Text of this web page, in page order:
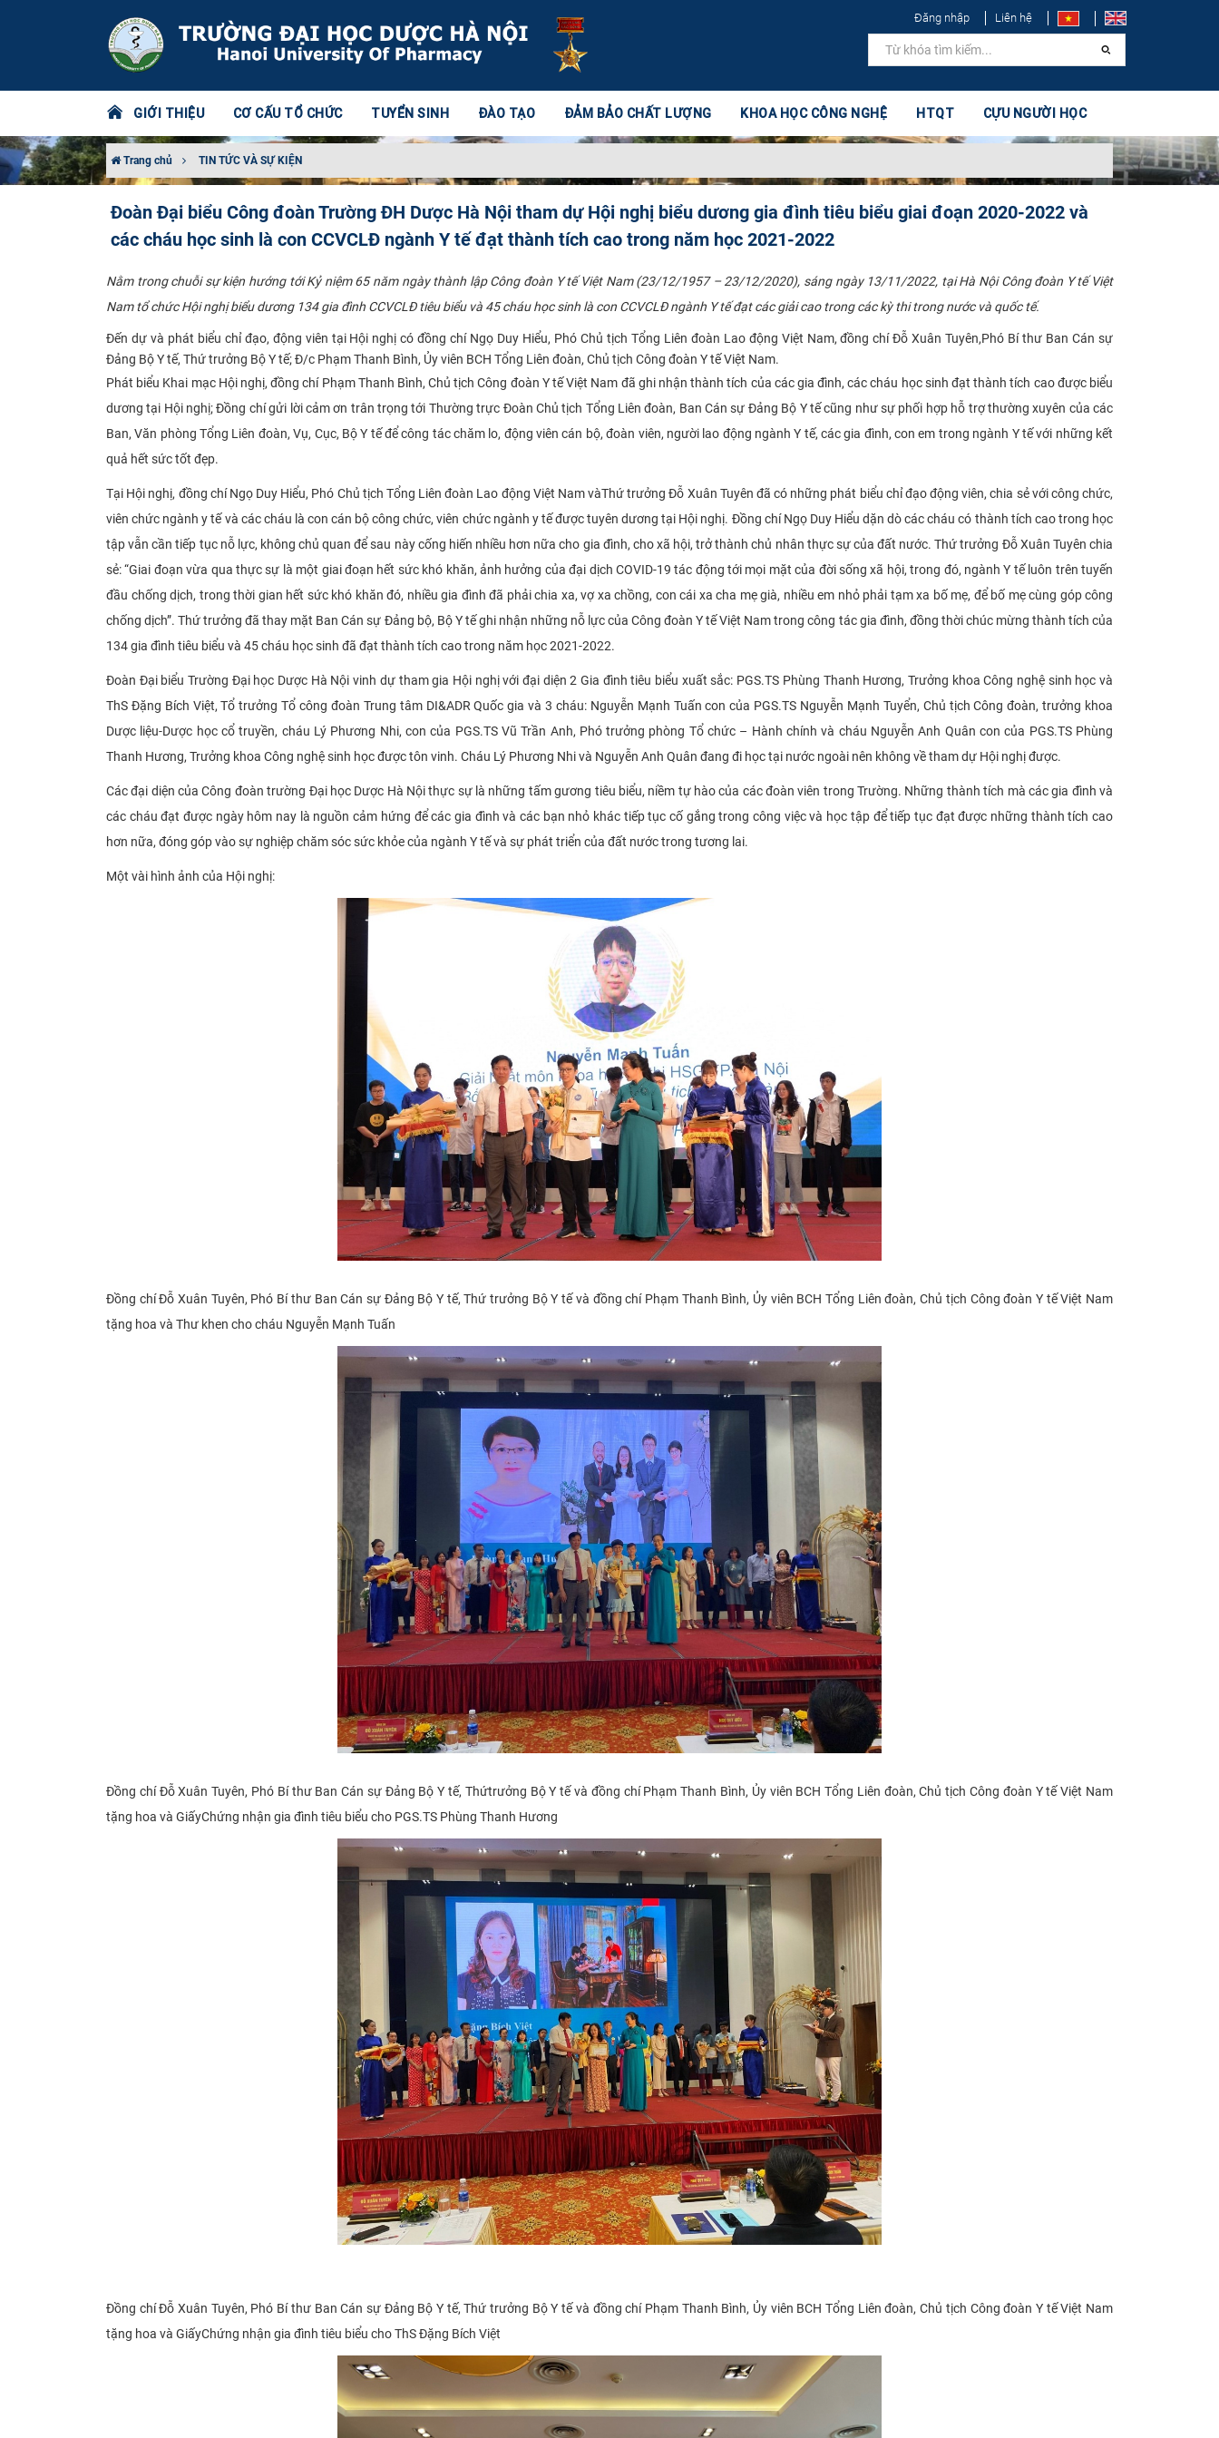
Đăng nhập Liên hệ
GIỚI THIỆU CƠ CẤU TỔ CHỨC TUYỂN SINH ĐÀO TẠO ĐẢM BẢO CHẤT LƯỢNG KHOA HỌC CÔNG NGHỆ HTQT CỰU NGƯỜI HỌC
Trang chủ TIN TỨC VÀ SỰ KIỆN
Đoàn Đại biểu Công đoàn Trường ĐH Dược Hà Nội tham dự Hội nghị biểu dương gia đình tiêu biểu giai đoạn 2020-2022 và
các cháu học sinh là con CCVCLĐ ngành Y tế đạt thành tích cao trong năm học 2021-2022
Nằm trong chuỗi sự kiện hướng tới Kỷ niệm 65 năm ngày thành lập Công đoàn Y tế Việt Nam (23/12/1957 – 23/12/2020), sáng ngày 13/11/2022, tại Hà Nội Công đoàn Y tế Việt
Nam tổ chức Hội nghị biểu dương 134 gia đình CCVCLĐ tiêu biểu và 45 cháu học sinh là con CCVCLĐ ngành Y tế đạt các giải cao trong các kỳ thi trong nước và quốc tế.​
​Đến dự và phát biểu chỉ đạo, động viên tại Hội nghị có đồng chí Ngọ Duy Hiểu, Phó Chủ tịch Tổng Liên đoàn Lao động Việt Nam, đồng chí Đỗ Xuân Tuyên,Phó Bí thư Ban Cán sự
Đảng Bộ Y tế, Thứ trưởng Bộ Y tế; Đ/c Phạm Thanh Bình, Ủy viên BCH Tổng Liên đoàn, Chủ tịch Công đoàn Y tế Việt Nam.
Phát biểu Khai mạc Hội nghị, đồng chí Phạm Thanh Bình, Chủ tịch Công đoàn Y tế Việt Nam đã ghi nhận thành tích của các gia đình, các cháu học sinh đạt thành tích cao được biểu
dương tại Hội nghị; Đồng chí gửi lời cảm ơn trân trọng tới Thường trực Đoàn Chủ tịch Tổng Liên đoàn, Ban Cán sự Đảng Bộ Y tế cũng như sự phối hợp hỗ trợ thường xuyên của các
Ban, Văn phòng Tổng Liên đoàn, Vụ, Cục, Bộ Y tế để công tác chăm lo, động viên cán bộ, đoàn viên, người lao động ngành Y tế, các gia đình, con em trong ngành Y tế với những kết
quả hết sức tốt đẹp.
Tại Hội nghị, đồng chí Ngọ Duy Hiểu, Phó Chủ tịch Tổng Liên đoàn Lao động Việt Nam vàThứ trưởng Đỗ Xuân Tuyên đã có những phát biểu chỉ đạo động viên, chia sẻ với công chức,
viên chức ngành y tế và các cháu là con cán bộ công chức, viên chức ngành y tế được tuyên dương tại Hội nghị. Đồng chí Ngọ Duy Hiểu dặn dò các cháu có thành tích cao trong học
tập vẫn cần tiếp tục nỗ lực, không chủ quan để sau này cống hiến nhiều hơn nữa cho gia đình, cho xã hội, trở thành chủ nhân thực sự của đất nước. Thứ trưởng Đỗ Xuân Tuyên chia
sẻ: “Giai đoạn vừa qua thực sự là một giai đoạn hết sức khó khăn, ảnh hưởng của đại dịch COVID-19 tác động tới mọi mặt của đời sống xã hội, trong đó, ngành Y tế luôn trên tuyến
đầu chống dịch, trong thời gian hết sức khó khăn đó, nhiều gia đình đã phải chia xa, vợ xa chồng, con cái xa cha mẹ già, nhiều em nhỏ phải tạm xa bố mẹ, để bố mẹ cùng góp công
chống dịch”. Thứ trưởng đã thay mặt Ban Cán sự Đảng bộ, Bộ Y tế ghi nhận những nỗ lực của Công đoàn Y tế Việt Nam trong công tác gia đình, đồng thời chúc mừng thành tích của
134 gia đình tiêu biểu và 45 cháu học sinh đã đạt thành tích cao trong năm học 2021-2022.
Đoàn Đại biểu Trường Đại học Dược Hà Nội vinh dự tham gia Hội nghị với đại diện 2 Gia đình tiêu biểu xuất sắc: PGS.TS Phùng Thanh Hương, Trưởng khoa Công nghệ sinh học và
ThS Đặng Bích Việt, Tổ trưởng Tổ công đoàn Trung tâm DI&ADR Quốc gia và 3 cháu: Nguyễn Mạnh Tuấn con của PGS.TS Nguyễn Mạnh Tuyển, Chủ tịch Công đoàn, trưởng khoa
Dược liệu-Dược học cổ truyền, cháu Lý Phương Nhi, con của PGS.TS Vũ Trần Anh, Phó trưởng phòng Tổ chức – Hành chính và cháu Nguyễn Anh Quân con của PGS.TS Phùng
Thanh Hương, Trưởng khoa Công nghệ sinh học được tôn vinh. Cháu Lý Phương Nhi và Nguyễn Anh Quân đang đi học tại nước ngoài nên không về tham dự Hội nghị được.
Các đại diện của Công đoàn trường Đại học Dược Hà Nội thực sự là những tấm gương tiêu biểu, niềm tự hào của các đoàn viên trong Trường. Những thành tích mà các gia đình và
các cháu đạt được ngày hôm nay là nguồn cảm hứng để các gia đình và các bạn nhỏ khác tiếp tục cố gắng trong công việc và học tập để tiếp tục đạt được những thành tích cao
hơn nữa, đóng góp vào sự nghiệp chăm sóc sức khỏe của ngành Y tế và sự phát triển của đất nước trong tương lai.
Một vài hình ảnh của Hội nghị:
Đồng chí Đỗ Xuân Tuyên, Phó Bí thư Ban Cán sự Đảng Bộ Y tế, Thứ trưởng Bộ Y tế và đồng chí Phạm Thanh Bình, Ủy viên BCH Tổng Liên đoàn, Chủ tịch Công đoàn Y tế Việt Nam
tặng hoa và Thư khen cho cháu Nguyễn Mạnh Tuấn
Đồng chí Đỗ Xuân Tuyên, Phó Bí thư Ban Cán sự Đảng Bộ Y tế, Thứtrưởng Bộ Y tế và đồng chí Phạm Thanh Bình, Ủy viên BCH Tổng Liên đoàn, Chủ tịch Công đoàn Y tế Việt Nam
tặng hoa và GiấyChứng nhận gia đình tiêu biểu cho PGS.TS Phùng Thanh Hương
Đồng chí Đỗ Xuân Tuyên, Phó Bí thư Ban Cán sự Đảng Bộ Y tế, Thứ trưởng Bộ Y tế và đồng chí Phạm Thanh Bình, Ủy viên BCH Tổng Liên đoàn, Chủ tịch Công đoàn Y tế Việt Nam
tặng hoa và GiấyChứng nhận gia đình tiêu biểu cho ThSĐặng Bích Việt